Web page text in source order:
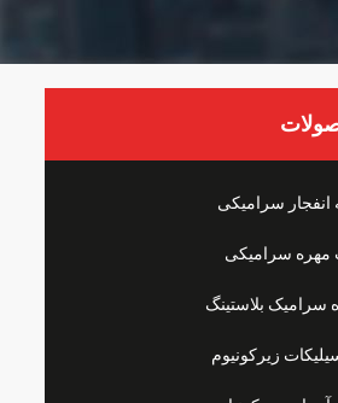
انفجار سرامیکی
مهره سرامیکی
سرامیک بلاستینگ
زیرکونیوم